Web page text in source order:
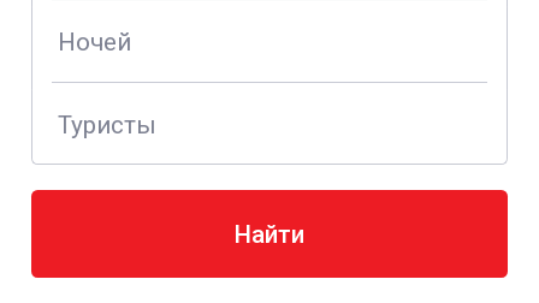
Ночей
Туристы
Найти